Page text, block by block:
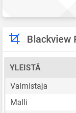
Blackview
YLEISTÄ
Valmistaja
Malli